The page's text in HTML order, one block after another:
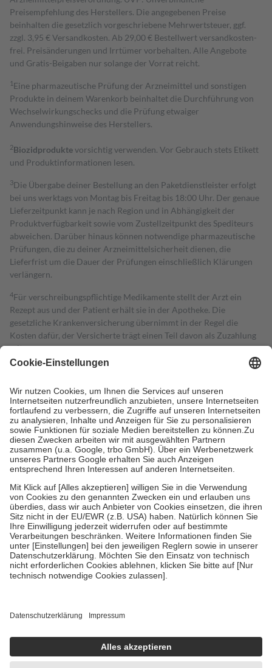
Preisempfehlung des Herstellers. Die angegebenen Preise
beinhalten die gesetzlich vorgeschriebene Mehrwertsteuer, ggf.
zzgl. 3,95 € Versandkosten. Ab 29,00 € Bestell­wert versand­kosten­
frei. Preisänderungen und Irrtümer vorbehalten. Alle Angebote
und Gratis-Beigaben nur solange der Vorrat reicht.
1 Eine pharmazeutische Prüfung der Arzneimittel und sonstigen
Produkte in deinem Warenkorb beinhaltet die Durchführung von
Wechselwirkungschecks und die Prüfung etwaiger
Anwendungshinweise des Herstellers.
2Biozidproduktevorsichtig verwenden. Vor Gebrauch stets Etikett
und Produktinformationen lesen.
3Die Übergabe deiner Bestellung an den Paketdienstleister erfolgt
bei uns werktags von Montag bis Freitag bis 18:00 Uhr. Der genaue
Lieferzeitpunkt kann je nach Region und in Abhängigkeit der
Produktverfügbarkeit sowie vom Zustellzeitpunkt des Spediteurs
abweichen. Darüber hinaus können notwendige pharmazeutische
Prüfungen, die zu deiner Arzneimittelsicherheit dienen, die
Lieferfrist um die Dauer der Prüfungen einschließlich Klärungen
verlängern.
4Für verschreibungspflichtige Medikamente stellt der Arzt ein
Rezept aus und der Patient erhält sie in der Apotheke. Die
gesetzliche Krankenversicherung übernimmt in der Regel die
Kosten dafür, der Versicherte trägt einen Teil davon als Zuzahlung
mit.
Grundsätzlich leisten Mitglieder Zuzahlungen in Höhe von zehn
höchstens zehn Euro.
Es sind jedoch nie mehr als die tatsächlichen
Kosten der Leistung zu entrichten.
Diese Regeln gelten grundsätzlich auch für Online-Apotheken.
Bei Heilmitteln und häuslicher Krankenpflege beträgt die
Zuzahlung zehn Prozent der Kosten sowie zehn Euro je
Verordnung.
Um das Engagement der Versicherten für ihre eigene Gesundheit zu
stärken und die besondere Stellung der Familie zu unterstützen,
fallenkeine Zuzahlungenan bei:
• Kindern und Jugendlichen bis zum vollendeten 18. Lebensjahr
mit Ausnahme der Fahrkosten
• Untersuchungen zur Vorsorge und Früherkennung, die von der
GKV getragen werden
• empfohlenen Schutzimpfungen
• Harn- und Blutteststreifen
getroffen, um sicherzustellen, dass es sich um echte Bewertungen
https://help.etrusted.com/hc/de/articles/4419944605341
Einige Bilder und Inhalte wurden unter Zuhilfenahme künstlicher